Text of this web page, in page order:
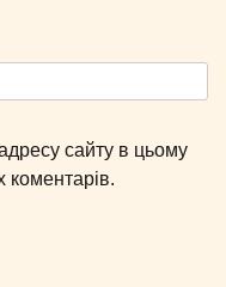
сайту в цьому
коментарів.